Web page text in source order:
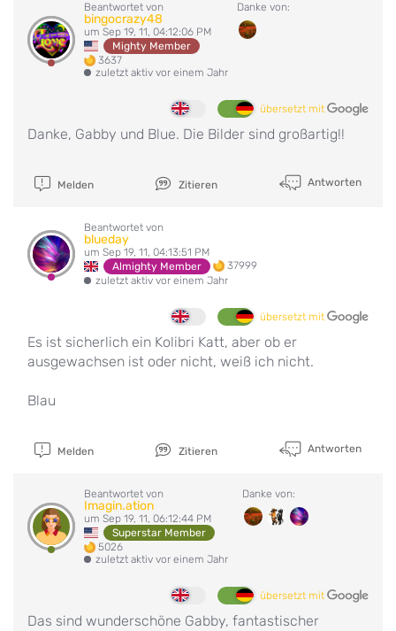
Beantwortet von
bingocrazy48
um Sep 19, 11, 04:12:06 PM
Mighty Member
3637
zuletzt aktiv vor einem Jahr
Danke von:
übersetzt mit
Danke, Gabby und Blue. Die Bilder sind großartig!!
Melden Zitieren Antworten
Beantwortet von
blueday
um Sep 19, 11, 04:13:51 PM
Almighty Member
37999
zuletzt aktiv vor einem Jahr
übersetzt mit
Es ist sicherlich ein Kolibri Katt, aber ob er
ausgewachsen ist oder nicht, weiß ich nicht.
Blau
Melden Zitieren Antworten
Beantwortet von
Imagin.ation
um Sep 19, 11, 06:12:44 PM
Superstar Member
5026
zuletzt aktiv vor einem Jahr
Danke von:
übersetzt mit
Das sind wunderschöne Gabby, fantastischer